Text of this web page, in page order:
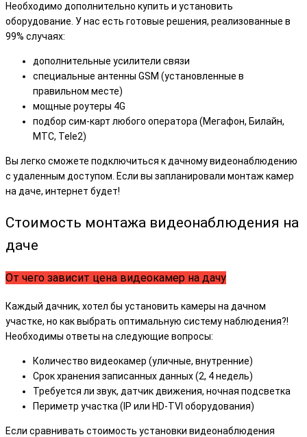
Необходимо дополнительно купить и установить
оборудование. У нас есть готовые решения, реализованные в
99% случаях:
дополнительные усилители связи
специальные антенны GSM (установленные в
правильном месте)
мощные роутеры 4G
подбор сим-карт любого оператора (Мегафон, Билайн,
МТС, Tele2)
Вы легко сможете подключиться к дачному видеонаблюдению
с удаленным доступом. Если вы запланировали монтаж камер
на даче, интернет будет!
Стоимость монтажа видеонаблюдения на
даче
От чего зависит цена видеокамер на дачу
Каждый дачник, хотел бы установить камеры на дачном
участке, но как выбрать оптимальную систему наблюдения?!
Необходимы ответы на следующие вопросы:
Количество видеокамер (уличные, внутренние)
Срок хранения записанных данных (2, 4 недель)
Требуется ли звук, датчик движения, ночная подсветка
Периметр участка (IP или HD-TVI оборудования)
Если сравнивать стоимость установки видеонаблюдения